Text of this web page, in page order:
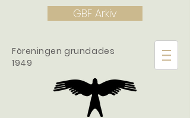
GBF Arkiv
Föreningen grundades
1949